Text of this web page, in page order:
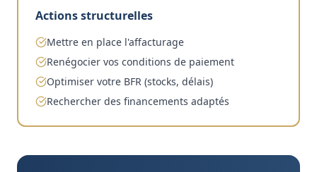
Actions structurelles
Mettre en place l'affacturage
Renégocier vos conditions de paiement
Optimiser votre BFR (stocks, délais)
Rechercher des financements adaptés